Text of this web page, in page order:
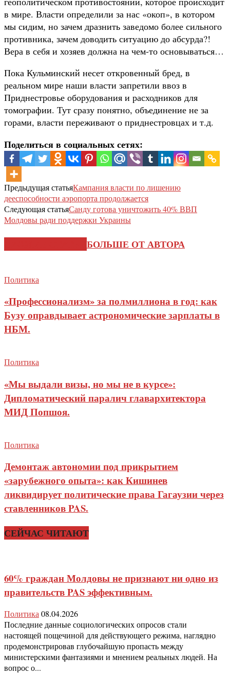
в мире. Власти определили за нас «окоп», в котором
мы сидим, но зачем дразнить заведомо более сильного
противника, зачем доводить ситуацию до абсурда?!
Вера в себя и хозяев должна на чем-то основываться…
Пока Кульминский несет откровенный бред, в
реальном мире наши власти запретили ввоз в
Приднестровье оборудования и расходников для
томографии. Тут сразу понятно, объединение не за
горами, власти переживают о приднестровцах и т.д.
Поделиться в социальных сетях:
Предыдущая статьяКампания власти по лишению
дееспособности аэропорта продолжается
Следующая статьяСанду готова уничтожить 40% ВВП
Молдовы ради поддержки Украины
БОЛЬШЕ ОТ АВТОРА
Политика
«Профессионализм» за полмиллиона в год: как
Бузу оправдывает астрономические зарплаты в
НБМ.
Политика
«Мы выдали визы, но мы не в курсе»:
Дипломатический паралич главархитектора
МИД Попшоя.
Политика
Демонтаж автономии под прикрытием
«зарубежного опыта»: как Кишинев
ликвидирует политические права Гагаузии через
ставленников PAS.
СЕЙЧАС ЧИТАЮТ
60% граждан Молдовы не признают ни одно из
правительств PAS эффективным.
Политика08.04.2026
Последние данные социологических опросов стали
настоящей пощечиной для действующего режима, наглядно
продемонстрировав глубочайшую пропасть между
министерскими фантазиями и мнением реальных людей. На
вопрос о...